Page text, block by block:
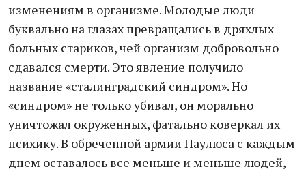
изменениям в организме. Молодые люди
буквально на глазах превращались в дряхлых
больных стариков, чей организм добровольно
сдавался смерти. Это явление получило
название «сталинградский синдром». Но
«синдром» не только убивал, он морально
уничтожал окруженных, фатально коверкал их
психику. В обреченной армии Паулюса с каждым
днем оставалось все меньше и меньше людей,